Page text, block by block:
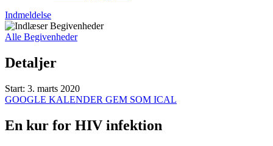
Indmeldelse
Alle Begivenheder
Detaljer
Start: 3. marts 2020
GOOGLE KALENDER GEM SOM ICAL
En kur for HIV infektion